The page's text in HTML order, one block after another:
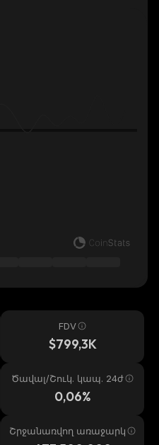
FDV
$799,3K
Ծավալ/Շուկ. կապ. 24ժ
0,06%
Շրջանառվող առաջարկ